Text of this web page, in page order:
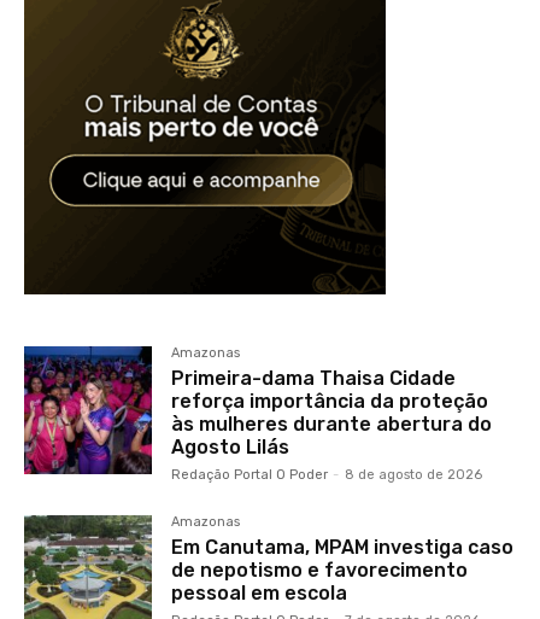
Amazonas
Primeira-dama Thaisa Cidade
reforça importância da proteção
às mulheres durante abertura do
Agosto Lilás
Redação Portal O Poder - 8 de agosto de 2026
Amazonas
Em Canutama, MPAM investiga caso
de nepotismo e favorecimento
pessoal em escola